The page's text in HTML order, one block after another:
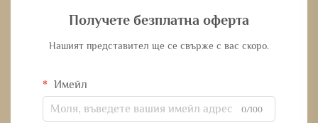
Получете безплатна оферта
Нашият представител ще се свърже с вас скоро.
Имейл
0/100